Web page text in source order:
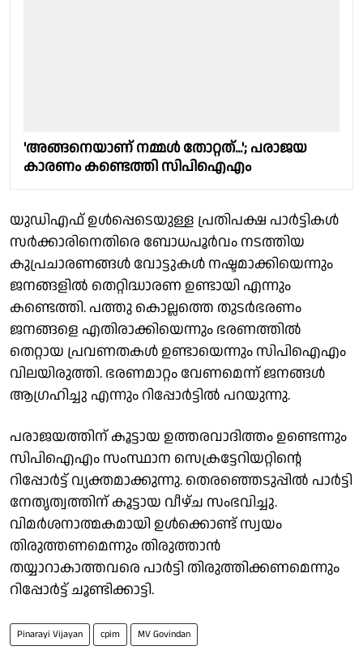
'അങ്ങനെയാണ് നമ്മൾ തോറ്റത്...'; പരാജയ
കാരണം കണ്ടെത്തി സിപിഐഎം
യുഡിഎഫ് ഉൾപ്പെടെയുള്ള പ്രതിപക്ഷ പാർട്ടികൾ
സർക്കാരിനെതിരെ ബോധപൂർവം നടത്തിയ
കുപ്രചാരണങ്ങൾ വോട്ടുകൾ നഷ്ടമാക്കിയെന്നും
ജനങ്ങളിൽ തെറ്റിദ്ധാരണ ഉണ്ടായി എന്നും
കണ്ടെത്തി. പത്തു കൊല്ലത്തെ തുടർഭരണം
ജനങ്ങളെ എതിരാക്കിയെന്നും ഭരണത്തിൽ
തെറ്റായ പ്രവണതകൾ ഉണ്ടായെന്നും സിപിഐഎം
വിലയിരുത്തി. ഭരണമാറ്റം വേണമെന്ന് ജനങ്ങൾ
ആഗ്രഹിച്ചു എന്നും റിപ്പോർട്ടിൽ പറയുന്നു.
പരാജയത്തിന് കൂട്ടായ ഉത്തരവാദിത്തം ഉണ്ടെന്നും
സിപിഐഎം സംസ്ഥാന സെക്രട്ടേറിയറ്റിൻ്റെ
റിപ്പോർട്ട് വ്യക്തമാക്കുന്നു. തെരഞ്ഞെടുപ്പിൽ പാർട്ടി
നേതൃത്വത്തിന് കൂട്ടായ വീഴ്ച സംഭവിച്ചു.
വിമർശനാത്മകമായി ഉൾക്കൊണ്ട് സ്വയം
തിരുത്തണമെന്നും തിരുത്താൻ
തയ്യാറാകാത്തവരെ പാർട്ടി തിരുത്തിക്കണമെന്നും
റിപ്പോർട്ട് ചൂണ്ടിക്കാട്ടി.
Pinarayi Vijayan cpim MV Govindan